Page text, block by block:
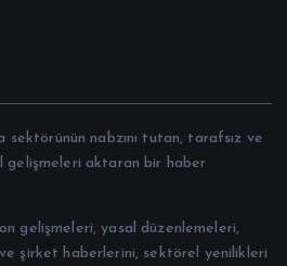
sektörünün nabzını tutan, tarafsız ve
gelişmeleri aktaran bir haber
gelişmeleri, yasal düzenlemeleri,
şirket haberlerini, sektörel yenilikleri